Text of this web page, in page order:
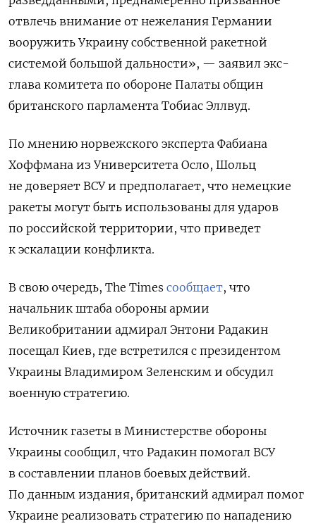
отвлечь внимание от нежелания Германии
вооружить Украину собственной ракетной
системой большой дальности», — заявил экс-
глава комитета по обороне Палаты общин
британского парламента Тобиас Эллвуд.
По мнению норвежского эксперта Фабиана
Хоффмана из Университета Осло, Шольц
не доверяет ВСУ и предполагает, что немецкие
ракеты могут быть использованы для ударов
по российской территории, что приведет
к эскалации конфликта.
В свою очередь, The Times сообщает, что
начальник штаба обороны армии
Великобритании адмирал Энтони Радакин
посещал Киев, где встретился с президентом
Украины Владимиром Зеленским и обсудил
военную стратегию.
Источник газеты в Министерстве обороны
Украины сообщил, что Радакин помогал ВСУ
в составлении планов боевых действий.
По данным издания, британский адмирал помог
Украине реализовать стратегию по нападению